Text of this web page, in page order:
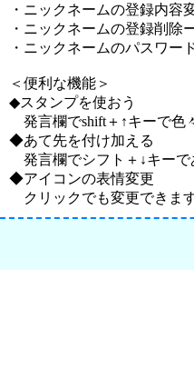
・ニックネームの登録内容
・ニックネームの登録削除
・ニックネームのパスワー
＜便利な機能＞
◆スタンプを使おう
発言欄でshift＋↑キーで色
◆あて先を付け加える
発言欄でシフト＋↓キーで
◆アイコンの表情変更
クリックでも変更できま